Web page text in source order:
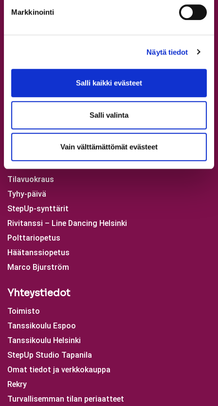
Markkinointi
Näytä tiedot
Salli kaikki evästeet
Salli valinta
Vain välttämättömät evästeet
Skene musiikkiteatterikoulu
Showtanssin koulutusohjelmat
Flava ja Fuse
Muut palvelut
StepUp Agency
Tilavuokraus
Tyhy-päivä
StepUp-synttärit
Rivitanssi – Line Dancing Helsinki
Polttariopetus
Häätanssiopetus
Marco Bjurström
Yhteystiedot
Toimisto
Tanssikoulu Espoo
Tanssikoulu Helsinki
StepUp Studio Tapanila
Omat tiedot ja verkkokauppa
Rekry
Turvallisemman tilan periaatteet